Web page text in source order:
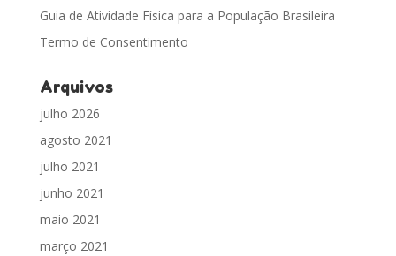
Guia de Atividade Física para a População Brasileira
Termo de Consentimento
Arquivos
julho 2026
agosto 2021
julho 2021
junho 2021
maio 2021
março 2021